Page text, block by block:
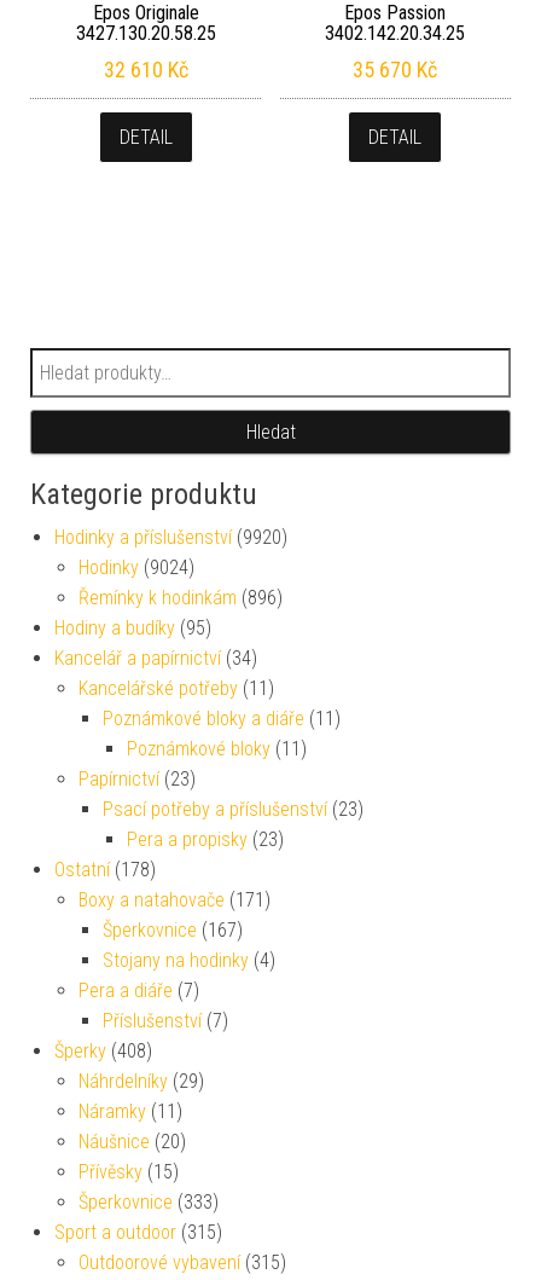
Epos Originale
3427.130.20.58.25
32 610 Kč
DETAIL
Epos Passion
3402.142.20.34.25
35 670 Kč
DETAIL
Hledat:
Hledat
Kategorie produktu
Hodinky a příslušenství (9920)
Hodinky (9024)
Řemínky k hodinkám (896)
Hodiny a budíky (95)
Kancelář a papírnictví (34)
Kancelářské potřeby (11)
Poznámkové bloky a diáře (11)
Poznámkové bloky (11)
Papírnictví (23)
Psací potřeby a příslušenství (23)
Pera a propisky (23)
Ostatní (178)
Boxy a natahovače (171)
Šperkovnice (167)
Stojany na hodinky (4)
Pera a diáře (7)
Příslušenství (7)
Šperky (408)
Náhrdelníky (29)
Náramky (11)
Náušnice (20)
Přívěsky (15)
Šperkovnice (333)
Sport a outdoor (315)
Outdoorové vybavení (315)